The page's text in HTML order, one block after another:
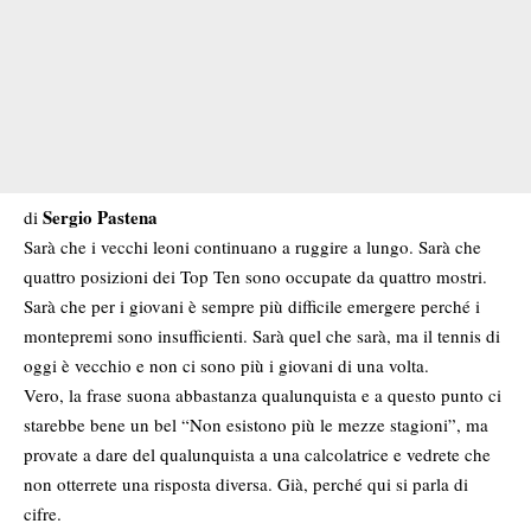
di Sergio Pastena
Sarà che i vecchi leoni continuano a ruggire a lungo. Sarà che
quattro posizioni dei Top Ten sono occupate da quattro mostri.
Sarà che per i giovani è sempre più difficile emergere perché i
montepremi sono insufficienti. Sarà quel che sarà, ma il tennis di
oggi è vecchio e non ci sono più i giovani di una volta.
Vero, la frase suona abbastanza qualunquista e a questo punto ci
starebbe bene un bel “Non esistono più le mezze stagioni”, ma
provate a dare del qualunquista a una calcolatrice e vedrete che
non otterrete una risposta diversa. Già, perché qui si parla di
cifre.